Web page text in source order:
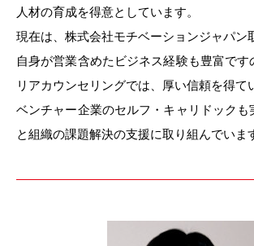
人材の育成を得意としています。
現在は、株式会社モチベーションジャパン
自身が営業含めたビジネス経験も豊富です
リアカウンセリングでは、厚い信頼を得て
ベンチャー企業のセルフ・キャリドックも
と組織の課題解決の支援に取り組んでいま